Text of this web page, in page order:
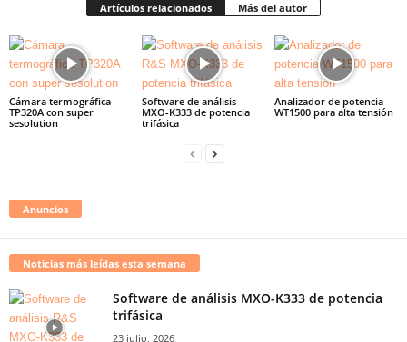
Artículos relacionados Más del autor
Cámara termográfica
TP320A con super
sesolution
Software de análisis
MXO-K333 de potencia
trifásica
Analizador de potencia
WT1500 para alta tensión
Anuncios
Noticias más leídas esta semana
Software de análisis MXO-K333 de potencia
trifásica
23 julio, 2026